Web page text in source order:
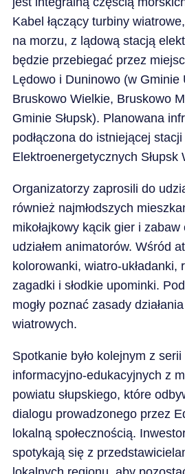
Kabel łączący turbiny
na morzu, z lądową stacją
będzie przebiegać przez
Lędowo i Duninowo (w Gminie
Bruskowo Wielkie, Bruskowo
Gminie Słupsk). Planowana
podłączona do istniejącej
Elektroenergetycznych Słupsk
Organizatorzy zaprosili do
również najmłodszych
mikołajkowy kącik gier i
udziałem animatorów. Wśród
kolorowanki, wiatro-układanki,
zagadki i słodkie upominki.
mogły poznać zasady
wiatrowych.
Spotkanie było kolejnym z
informacyjno-edukacyjnych z
powiatu słupskiego, które
dialogu prowadzonego przez
lokalną społecznością.
spotykają się z